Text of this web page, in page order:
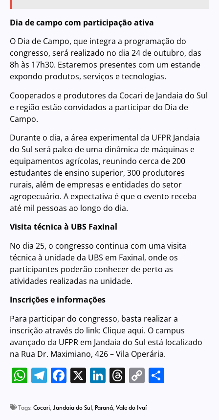
Dia de campo com participação ativa
O Dia de Campo, que integra a programação do
congresso, será realizado no dia 24 de outubro, das
8h às 17h30. Estaremos presentes com um estande
expondo produtos, serviços e tecnologias.
Cooperados e produtores da Cocari de Jandaia do Sul
e região estão convidados a participar do Dia de
Campo.
Durante o dia, a área experimental da UFPR Jandaia
do Sul será palco de uma dinâmica de máquinas e
equipamentos agrícolas, reunindo cerca de 200
estudantes de ensino superior, 300 produtores
rurais, além de empresas e entidades do setor
agropecuário. A expectativa é que o evento receba
até mil pessoas ao longo do dia.
Visita técnica à UBS Faxinal
No dia 25, o congresso continua com uma visita
técnica à unidade da UBS em Faxinal, onde os
participantes poderão conhecer de perto as
atividades realizadas na unidade.
Inscrições e informações
Para participar do congresso, basta realizar a
inscrição através do link: Clique aqui. O campus
avançado da UFPR em Jandaia do Sul está localizado
na Rua Dr. Maximiano, 426 – Vila Operária.
WhatsApp
Telegram
Facebook
X LinkedIn
Threads
Copy
Tags: Cocari,Jandaia do Sul, Paraná,Vale do Ivaí